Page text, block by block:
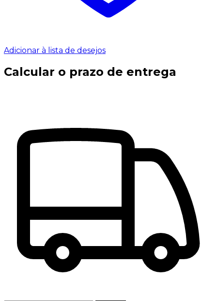
Adicionar à lista de desejos
Calcular o prazo de entrega